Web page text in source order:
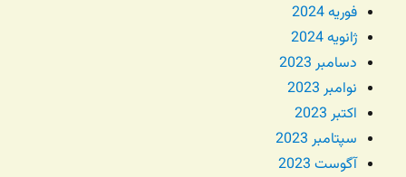
فوریه 2024
ژانویه 2024
دسامبر 2023
نوامبر 2023
اکتبر 2023
سپتامبر 2023
آگوست 2023